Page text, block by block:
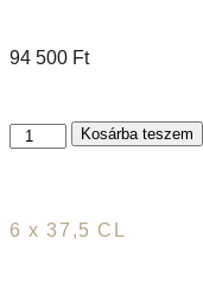
94 500 Ft
Kosárba teszem
6 x 37,5 CL